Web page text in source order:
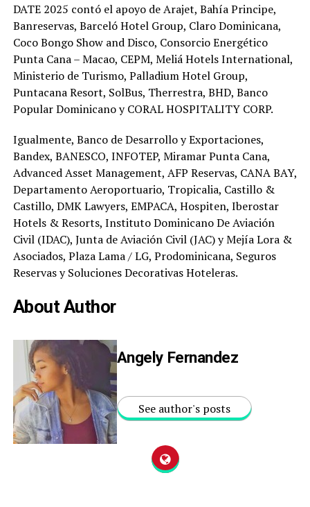
DATE 2025 contó el apoyo de Arajet, Bahía Principe,
Banreservas, Barceló Hotel Group, Claro Dominicana,
Coco Bongo Show and Disco, Consorcio Energético
Punta Cana – Macao, CEPM, Meliá Hotels International,
Ministerio de Turismo, Palladium Hotel Group,
Puntacana Resort, SolBus, Therrestra, BHD, Banco
Popular Dominicano y CORAL HOSPITALITY CORP.
Igualmente, Banco de Desarrollo y Exportaciones,
Bandex, BANESCO, INFOTEP, Miramar Punta Cana,
Advanced Asset Management, AFP Reservas, CANA BAY,
Departamento Aeroportuario, Tropicalia, Castillo &
Castillo, DMK Lawyers, EMPACA, Hospiten, Iberostar
Hotels & Resorts, Instituto Dominicano De Aviación
Civil (IDAC), Junta de Aviación Civil (JAC) y Mejía Lora &
Asociados, Plaza Lama / LG, Prodominicana, Seguros
Reservas y Soluciones Decorativas Hoteleras.
About Author
Angely Fernandez
See author's posts